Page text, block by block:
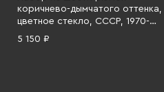
коричнево-дымчатого оттенка,
цветное стекло, СССР, 1970-
1990 гг.
5 150 ₽